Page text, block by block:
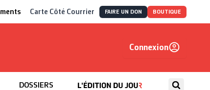
Carte Côté Courrier FAIRE UN DON BOUTIQUE
Connexion
DOSSIERS